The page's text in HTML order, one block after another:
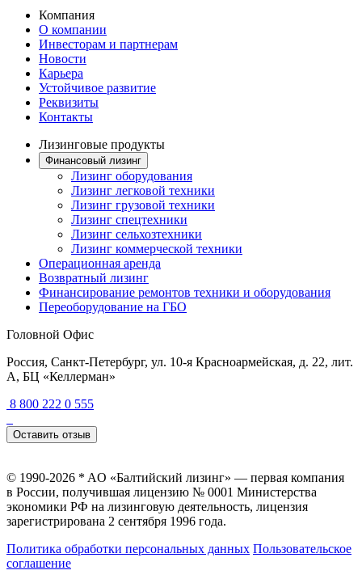
Компания
О компании
Инвесторам и партнерам
Новости
Карьера
Устойчивое развитие
Реквизиты
Контакты
Лизинговые продукты
Финансовый лизинг
Лизинг оборудования
Лизинг легковой техники
Лизинг грузовой техники
Лизинг спецтехники
Лизинг сельхозтехники
Лизинг коммерческой техники
Операционная аренда
Возвратный лизинг
Финансирование ремонтов техники и оборудования
Переоборудование на ГБО
Головной Офис
Россия, Санкт-Петербург, ул. 10-я Красноармейская, д. 22, лит.
А, БЦ «Келлерман»
8 800 222 0 555
Оставить отзыв
© 1990-2026 * AO «Балтийский лизинг» — первая компания
в России, получившая лицензию № 0001 Министерства
экономики РФ на лизинговую деятельность, лицензия
зарегистрирована 2 сентября 1996 года.
Политика обработки персональных данных Пользовательское
соглашение